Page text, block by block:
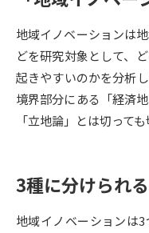
高等学校（情報）教員資格認
試験
大学
新増設大学・学部・学科特集
地域イノベーションは
どを研究対象として、
起きやすいのかを分析
境界部分にある「経済
「立地論」とは切って
3種に分けられ
地域イノベーションは